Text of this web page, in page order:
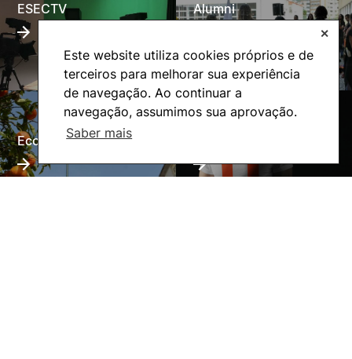
Este website utiliza cookies próprios e de
terceiros para melhorar sua experiência
de navegação. Ao continuar a
navegação, assumimos sua aprovação.
Saber mais
✕
ESECTV Alumni
Eco-Escola